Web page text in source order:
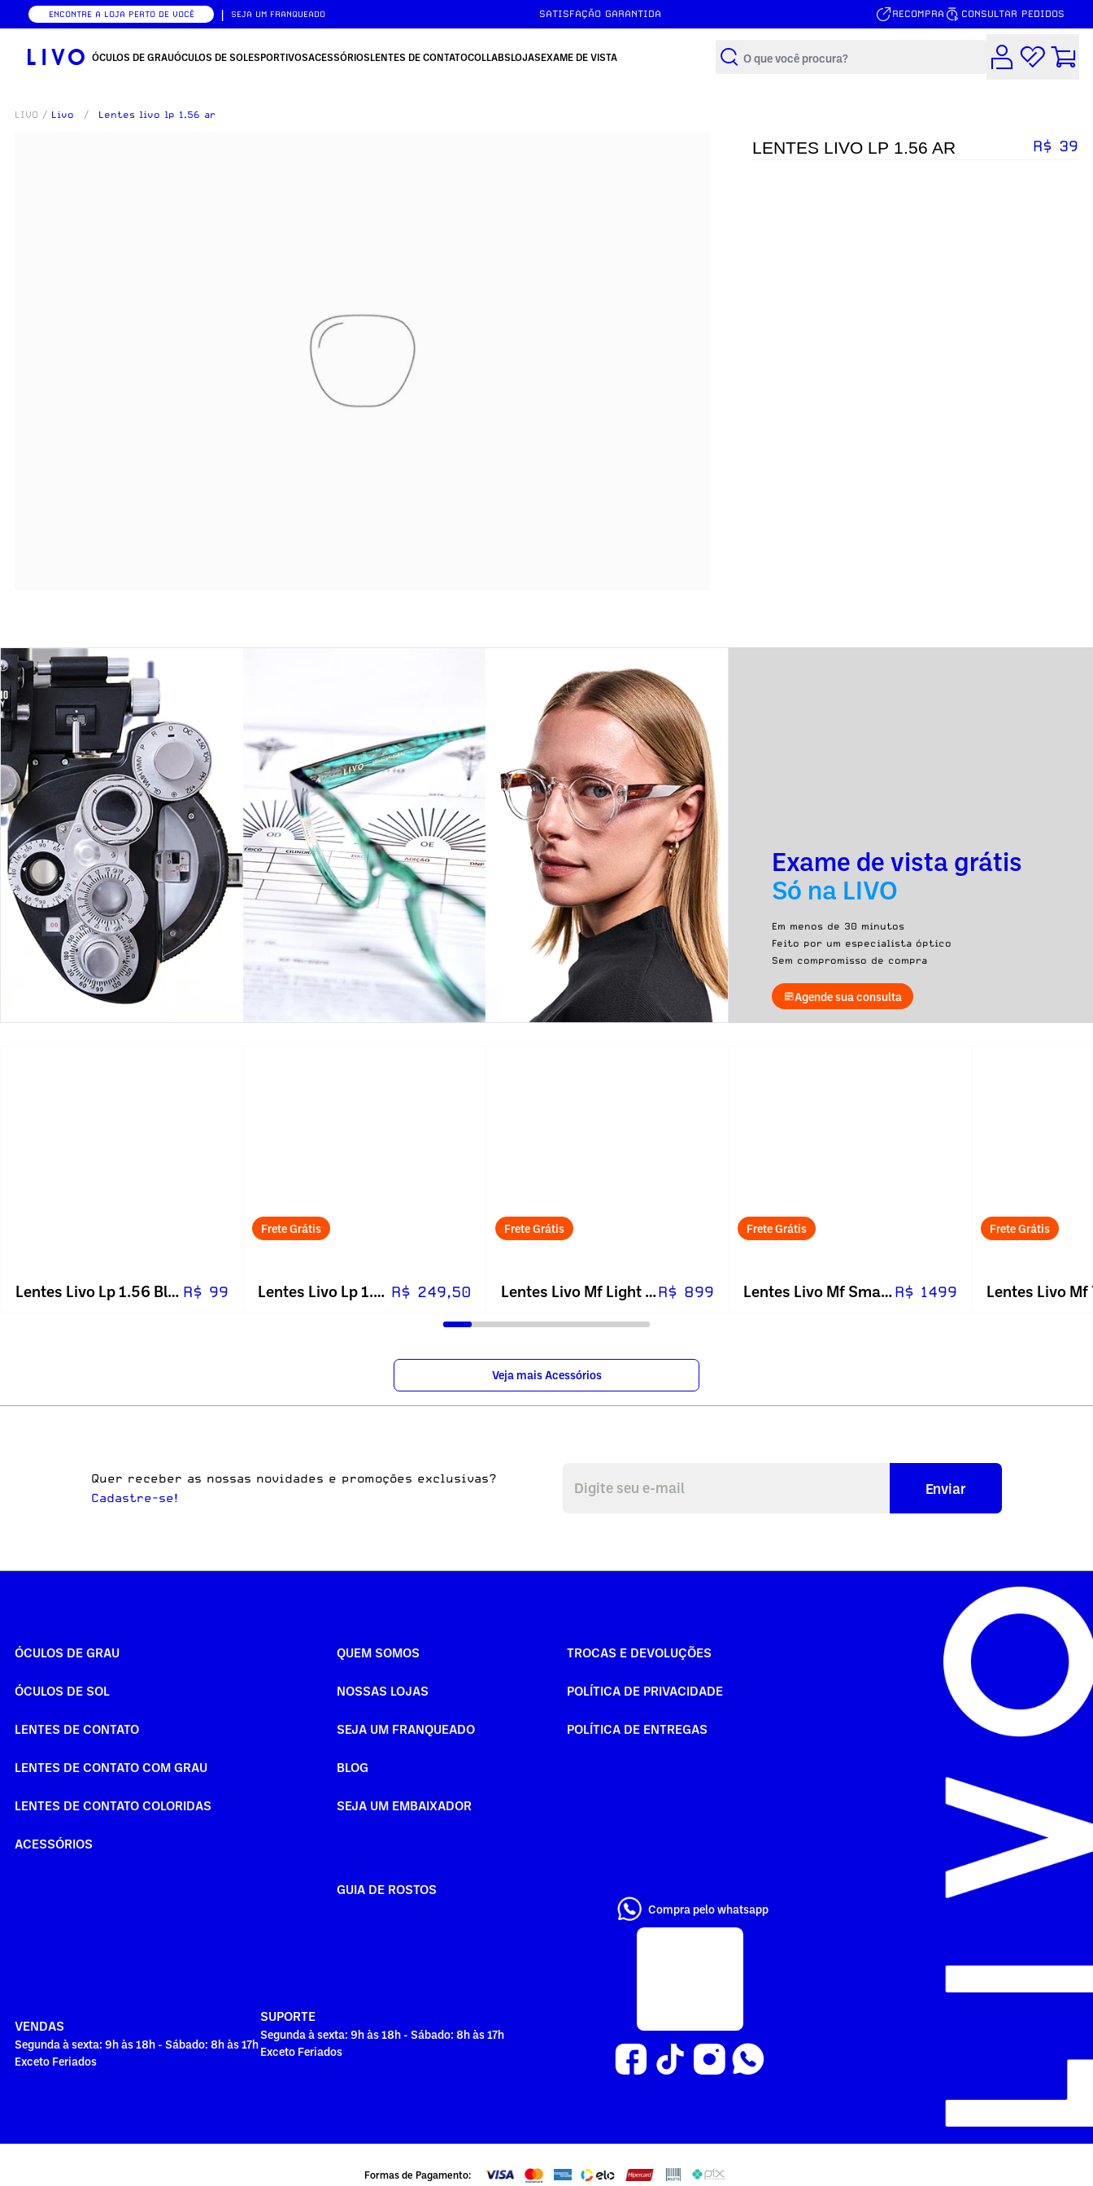
ENCONTRE A LOJA PERTO DE VOCÊ | SEJA UM FRANQUEADO SATISFAÇÃO GARANTIDA RECOMPRA CONSULTAR PEDIDOS
ÓCULOS DE GRAUÓCULOS DE SOLESPORTIVOSACESSÓRIOSLENTES DE CONTATOCOLLABSLOJASEXAME DE VISTA
Buscar
LIVO / Livo / Lentes livo lp 1.56 ar
LENTES LIVO LP 1.56 AR R$ 39
Exame de vista grátis
Só na LIVO
Em menos de 30 minutos
Feito por um especialista óptico
Sem compromisso de compra
Agende sua consulta
Lentes Livo Lp 1.56 Blue R$ 99
Frete Grátis
Lentes Livo Lp 1.56 Fotossensível R$ 249,50
Frete Grátis
Lentes Livo Mf Light 1.56 BlueR$ 899
Frete Grátis
Lentes Livo Mf Smart 1.56 BlueR$ 1499
Frete Grátis
Veja mais Acessórios
Quer receber as nossas novidades e promoções exclusivas?
Cadastre-se!
Enviar
ÓCULOS DE GRAU
ÓCULOS DE SOL
LENTES DE CONTATO
LENTES DE CONTATO COM GRAU
LENTES DE CONTATO COLORIDAS
ACESSÓRIOS
VENDAS
Segunda à sexta: 9h às 18h - Sábado: 8h às 17h
Exceto Feriados
QUEM SOMOS
NOSSAS LOJAS
SEJA UM FRANQUEADO
BLOG
SEJA UM EMBAIXADOR
GUIA DE ROSTOS
SUPORTE
Segunda à sexta: 9h às 18h - Sábado: 8h às 17h
Exceto Feriados
TROCAS E DEVOLUÇÕES
POLÍTICA DE PRIVACIDADE
POLÍTICA DE ENTREGAS
Compra pelo whatsapp
Formas de Pagamento: